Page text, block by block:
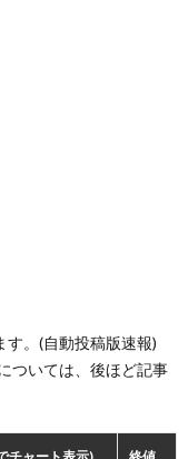
。(自動投稿版速報)
ついては、後ほど記事